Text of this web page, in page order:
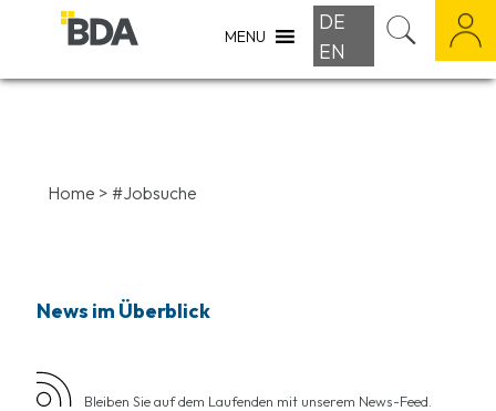
MENU
DE
EN
Home > #Jobsuche
News im Überblick
Bleiben Sie auf dem Laufenden mit unserem News-Feed.